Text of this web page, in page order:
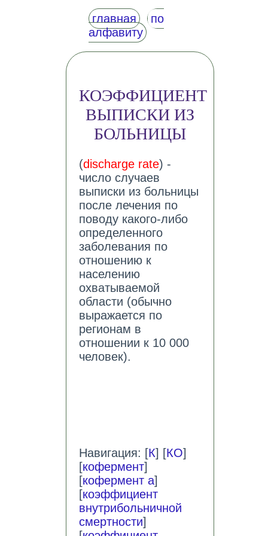
главная
по
алфавиту
КОЭФФИЦИЕНТ
ВЫПИСКИ ИЗ
БОЛЬНИЦЫ
(discharge rate) -
число случаев
выписки из больницы
после лечения по
поводу какого-либо
определенного
заболевания по
отношению к
населению
охватываемой
области (обычно
выражается по
регионам в
отношении к 10 000
человек).
Навигация: [К] [КО]
[кофермент]
[кофермент а]
[коэффициент
внутрибольничной
смертности]